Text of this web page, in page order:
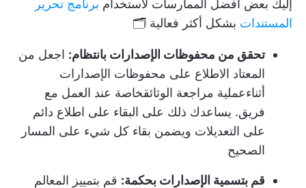
إليك بعض أفضل الممارسات لاستخدام برنامج تحرير
المستندات بشكل أكثر فعالية 🗂️
تحقق من محفوظات الإصدارات بانتظام: اجعل من
المعتاد الاطلاع على محفوظات الإصدارات
أثناءعملية مراجعة الوثائقخاصة عند العمل مع
فريق. يساعدك ذلك على البقاء على اطلاع دائم
على التعديلات ويضمن بقاء كل شيء على المسار
الصحيح
قم بتسمية الإصدارات بحكمة: قم بتمييز المعالم